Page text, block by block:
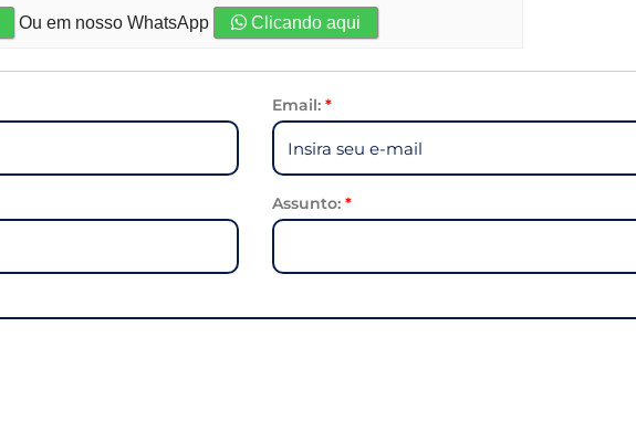
Ou em nosso WhatsApp Clicando aqui
Email: *
Assunto: *